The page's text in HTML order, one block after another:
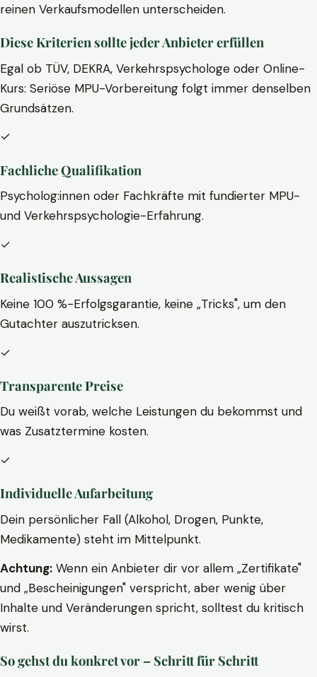
reinen Verkaufsmodellen unterscheiden.
Diese Kriterien sollte jeder Anbieter erfüllen
Egal ob TÜV, DEKRA, Verkehrspsychologe oder Online-
Kurs: Seriöse MPU-Vorbereitung folgt immer denselben
Grundsätzen.
✓
Fachliche Qualifikation
Psycholog:innen oder Fachkräfte mit fundierter MPU-
und Verkehrspsychologie-Erfahrung.
✓
Realistische Aussagen
Keine 100 %-Erfolgsgarantie, keine „Tricks", um den
Gutachter auszutricksen.
✓
Transparente Preise
Du weißt vorab, welche Leistungen du bekommst und
was Zusatztermine kosten.
✓
Individuelle Aufarbeitung
Dein persönlicher Fall (Alkohol, Drogen, Punkte,
Medikamente) steht im Mittelpunkt.
Achtung: Wenn ein Anbieter dir vor allem „Zertifikate"
und „Bescheinigungen" verspricht, aber wenig über
Inhalte und Veränderungen spricht, solltest du kritisch
wirst.
So gehst du konkret vor – Schritt für Schritt